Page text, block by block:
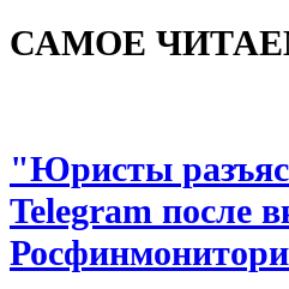
САМОЕ
"Юристы
Telegram после